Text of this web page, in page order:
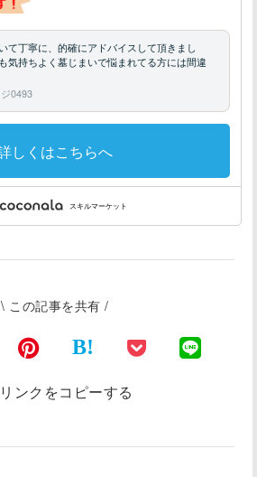
\ この記事を共有 /
B!
リンクをコピーする